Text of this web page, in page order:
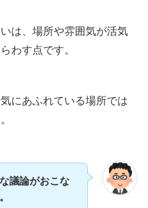
は、場所や雰囲気が活気
わす点です。
にあふれている場所では
議論がおこな